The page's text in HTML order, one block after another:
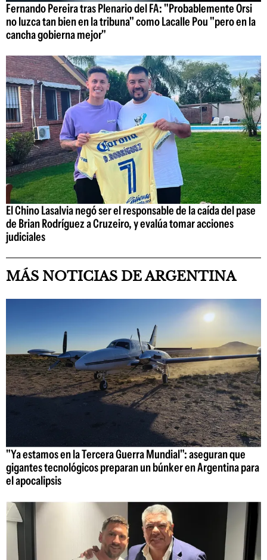
Fernando Pereira tras Plenario del FA: "Probablemente Orsi
no luzca tan bien en la tribuna" como Lacalle Pou "pero en la
cancha gobierna mejor"
El Chino Lasalvia negó ser el responsable de la caída del pase
de Brian Rodríguez a Cruzeiro, y evalúa tomar acciones
judiciales
MÁS NOTICIAS DE ARGENTINA
"Ya estamos en la Tercera Guerra Mundial": aseguran que
gigantes tecnológicos preparan un búnker en Argentina para
el apocalipsis